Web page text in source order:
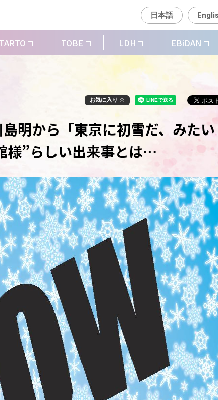
日本語
TOBE LDH EBiDAN
お気に入り
明から「東京に初雪だ、みたい
様”らしい出来事とは…